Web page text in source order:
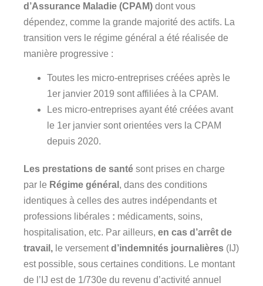
d’Assurance Maladie (CPAM) dont vous
dépendez, comme la grande majorité des actifs. La
transition vers le régime général a été réalisée de
manière progressive :
Toutes les micro-entreprises créées après le
1er janvier 2019 sont affiliées à la CPAM.
Les micro-entreprises ayant été créées avant
le 1er janvier sont orientées vers la CPAM
depuis 2020.
Les prestations de santé sont prises en charge
par le Régime général , dans des conditions
identiques à celles des autres indépendants et
professions libérales : médicaments, soins,
hospitalisation, etc. Par ailleurs, en cas d’arrêt de
travail, le versementd’indemnités journalières (IJ)
est possible, sous certaines conditions. Le montant
de l’IJ est de 1/730e du revenu d’activité annuel